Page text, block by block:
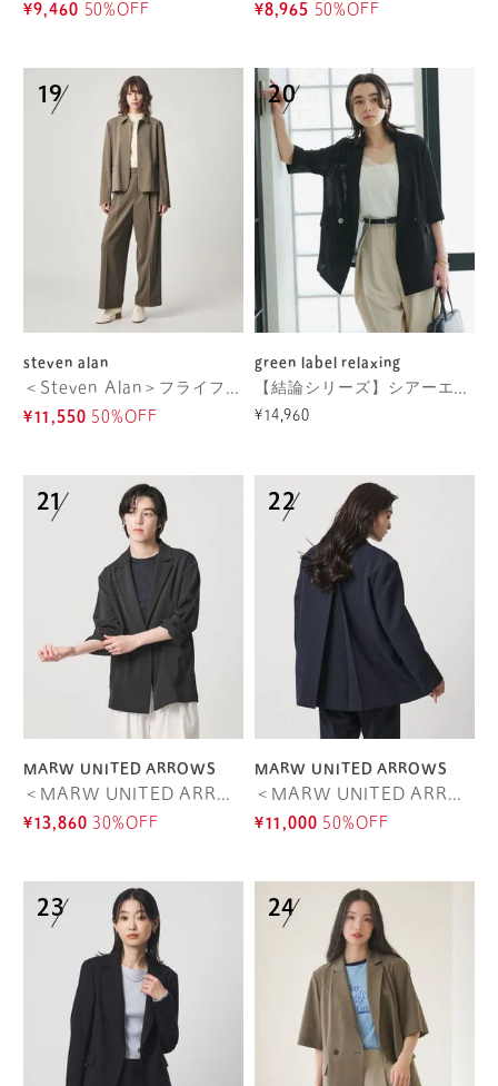
¥9,460 50%OFF ¥8,965 50%OFF
steven alan
＜Steven Alan＞フライフロント ジャケット
¥11,550 50%OFF
green label relaxing
【結論シリーズ】シアーエアミドルスリーブジャケット マシンウォッシャブル 接触冷感 通気性
¥14,960
MARW UNITED ARROWS
＜MARW UNITED ARROWS＞ツイル 1ボタン ジャケット
¥13,860 30%OFF
MARW UNITED ARROWS
＜MARW UNITED ARROWS＞バックタック テーラードジャケット
¥11,000 50%OFF